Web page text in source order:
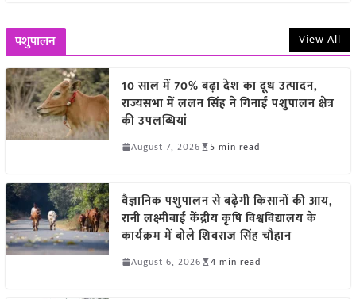
पशुपालन View All
10 साल में 70% बढ़ा देश का दूध उत्पादन,
राज्यसभा में ललन सिंह ने गिनाईं पशुपालन क्षेत्र
की उपलब्धियां
August 7, 2026 5 min read
वैज्ञानिक पशुपालन से बढ़ेगी किसानों की आय,
रानी लक्ष्मीबाई केंद्रीय कृषि विश्वविद्यालय के
कार्यक्रम में बोले शिवराज सिंह चौहान
August 6, 2026 4 min read